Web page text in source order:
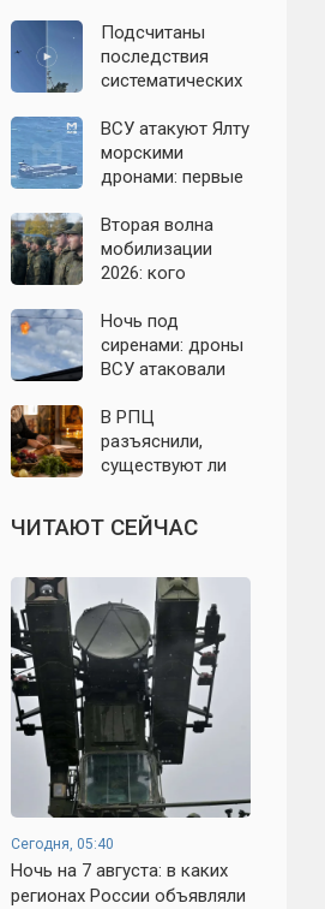
обнародованы
подробности о
налёте
августа
Подсчитаны
последствия
систематических
Ленинградскую
область: что
известно к 7
ВСУ атакуют Ялту
морскими
дронами: первые
сегодня,
07.08.2026
Вторая волна
мобилизации
2026: кого
ли реальные
признаки
Ночь под
сиренами: дроны
ВСУ атаковали
Евпаторию и
район Сакской
ТЭС
В РПЦ
разъяснили,
существуют ли
которые
православным
вне поста
ЧИТАЮТ СЕЙЧАС
Сегодня, 05:40
Ночь на 7 августа: в каких
регионах России объявляли